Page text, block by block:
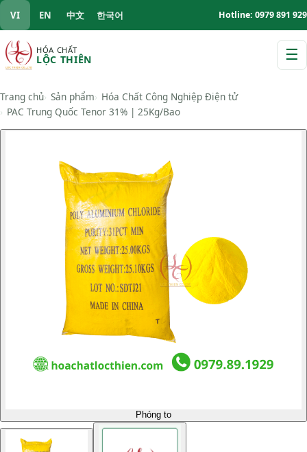
VI EN 中文 한국어 Hotline: 0979 891 929
HÓA CHẤT
LỘC THIÊN ☰
Trang chủ Sản phẩm
Hóa Chất Công Nghiệp Điện tử
PAC Trung Quốc Tenor 31% | 25Kg/Bao
Phóng to